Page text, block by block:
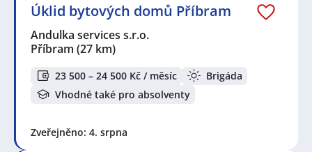
Úklid bytových domů Příbram
Andulka services s.r.o.
Příbram (27 km)
23 500 – 24 500 Kč / měsíc
Brigáda
Vhodné také pro absolventy
Zveřejněno: 4. srpna